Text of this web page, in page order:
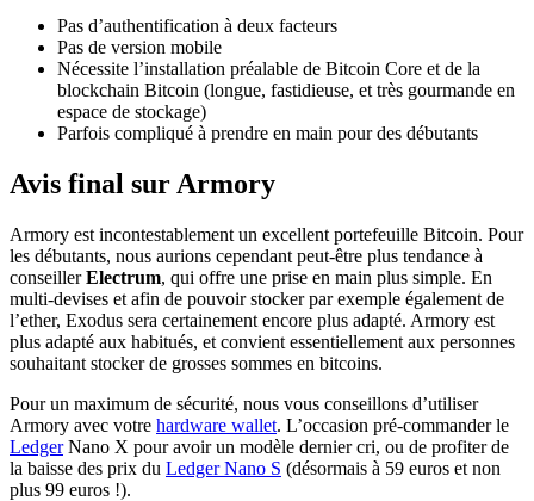
Pas d’authentification à deux facteurs
Pas de version mobile
Nécessite l’installation préalable de Bitcoin Core et de la
blockchain Bitcoin (longue, fastidieuse, et très gourmande en
espace de stockage)
Parfois compliqué à prendre en main pour des débutants
Avis final sur Armory
Armory est incontestablement un excellent portefeuille Bitcoin. Pour
les débutants, nous aurions cependant peut-être plus tendance à
conseillerElectrum, qui offre une prise en main plus simple. En
multi-devises et afin de pouvoir stocker par exemple également de
l’ether, Exodus sera certainement encore plus adapté. Armory est
plus adapté aux habitués, et convient essentiellement aux personnes
souhaitant stocker de grosses sommes en bitcoins.
Pour un maximum de sécurité, nous vous conseillons d’utiliser
Armory avec votre hardware wallet. L’occasion pré-commander le
LedgerNano X pour avoir un modèle dernier cri, ou de profiter de
la baisse des prix du Ledger Nano S (désormais à 59 euros et non
plus 99 euros !).